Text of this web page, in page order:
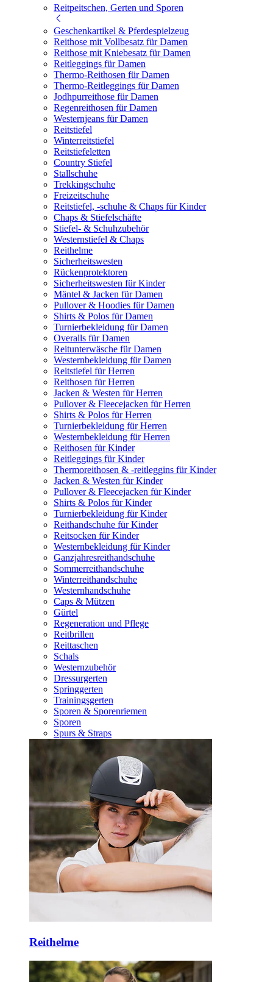
Reitpeitschen, Gerten und Sporen
Geschenkartikel & Pferdespielzeug
Reithose mit Vollbesatz für Damen
Reithose mit Kniebesatz für Damen
Reitleggings für Damen
Thermo-Reithosen für Damen
Thermo-Reitleggings für Damen
Jodhpurreithose für Damen
Regenreithosen für Damen
Westernjeans für Damen
Reitstiefel
Winterreitstiefel
Reitstiefeletten
Country Stiefel
Stallschuhe
Trekkingschuhe
Freizeitschuhe
Reitstiefel, -schuhe & Chaps für Kinder
Chaps & Stiefelschäfte
Stiefel- & Schuhzubehör
Westernstiefel & Chaps
Reithelme
Sicherheitswesten
Rückenprotektoren
Sicherheitswesten für Kinder
Mäntel & Jacken für Damen
Pullover & Hoodies für Damen
Shirts & Polos für Damen
Turnierbekleidung für Damen
Overalls für Damen
Reitunterwäsche für Damen
Westernbekleidung für Damen
Reitstiefel für Herren
Reithosen für Herren
Jacken & Westen für Herren
Pullover & Fleecejacken für Herren
Shirts & Polos für Herren
Turnierbekleidung für Herren
Westernbekleidung für Herren
Reithosen für Kinder
Reitleggings für Kinder
Thermoreithosen & -reitleggins für Kinder
Jacken & Westen für Kinder
Pullover & Fleecejacken für Kinder
Shirts & Polos für Kinder
Turnierbekleidung für Kinder
Reithandschuhe für Kinder
Reitsocken für Kinder
Westernbekleidung für Kinder
Ganzjahresreithandschuhe
Sommerreithandschuhe
Winterreithandschuhe
Westernhandschuhe
Caps & Mützen
Gürtel
Regeneration und Pflege
Reitbrillen
Reittaschen
Schals
Westernzubehör
Dressurgerten
Springgerten
Trainingsgerten
Sporen & Sporenriemen
Sporen
Spurs & Straps
Reithelme